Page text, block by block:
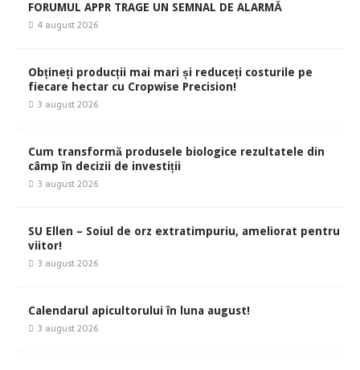
FORUMUL APPR TRAGE UN SEMNAL DE ALARMĂ
4 august 2026
Obțineți producții mai mari și reduceți costurile pe
fiecare hectar cu Cropwise Precision!
3 august 2026
Cum transformă produsele biologice rezultatele din
câmp în decizii de investiții
3 august 2026
SU Ellen – Soiul de orz extratimpuriu, ameliorat pentru
viitor!
3 august 2026
Calendarul apicultorului în luna august!
3 august 2026